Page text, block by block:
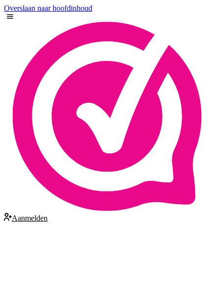
Overslaan naar hoofdinhoud
Aanmelden